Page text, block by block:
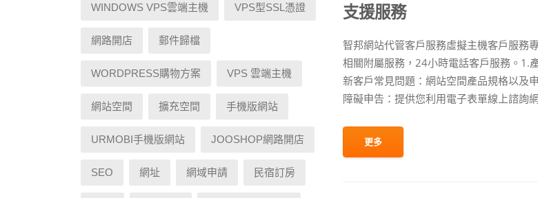
WINDOWS VPS雲端主機 VPS型SSL憑證
網路開店 郵件歸檔
WORDPRESS購物方案 VPS 雲端主機
網站空間 擴充空間 手機版網站
URMOBI手機版網站 JOOSHOP網路開店
SEO 網址 網域申請 民宿訂房
支援服務
智邦網站代管客戶服務虛擬主機客戶服務
相關附屬服務，24小時電話客戶服務。1.
新客戶常見問題：網站空間產品規格以及
障礙申告：提供您利用電子表單線上諮詢
更多